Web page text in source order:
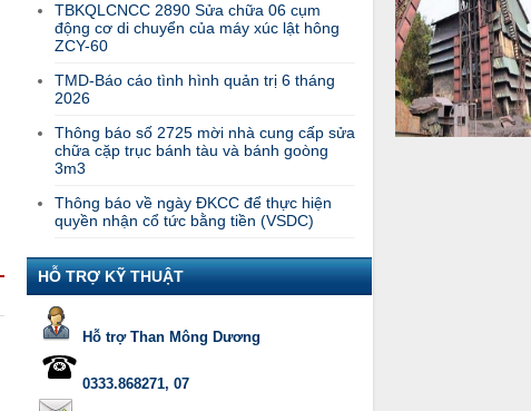
TBKQLCNCC 2890 Sửa chữa 06 cụm
động cơ di chuyển của máy xúc lật hông
ZCY-60
TMD-Báo cáo tình hình quản trị 6 tháng
2026
Thông báo số 2725 mời nhà cung cấp sửa
chữa cặp trục bánh tàu và bánh goòng
3m3
Thông báo về ngày ĐKCC để thực hiện
quyền nhận cổ tức bằng tiền (VSDC)
HỖ TRỢ KỸ THUẬT
Hỗ trợ Than Mông Dương
0333.868271, 07